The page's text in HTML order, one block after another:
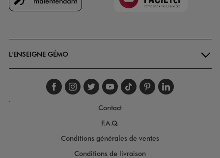
L'ENSEIGNE GÉMO
Suivez-nous sur
Suivez-nous sur
Suivez-nous sur
Suivez-nous
Suivez-nous
Suivez-
.
Contact
F.A.Q.
Conditions générales de ventes
Conditions de livraison